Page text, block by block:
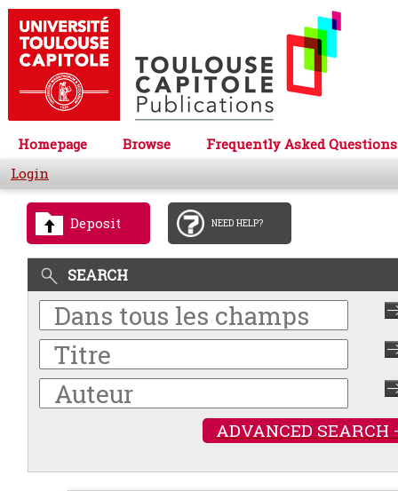
Homepage Browse
Frequently Asked Questions
Login
Deposit NEED HELP?
SEARCH
ADVANCED SEARCH